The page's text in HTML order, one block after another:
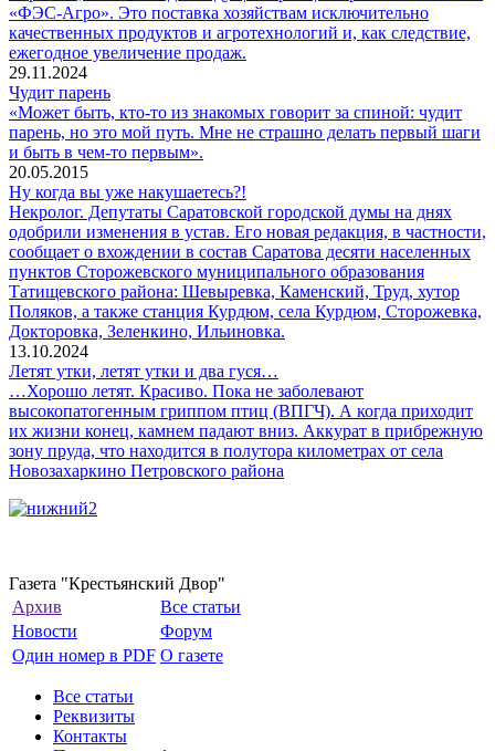
«ФЭС-Агро». Это поставка хозяйствам исключительно
качественных продуктов и агротехнологий и, как следствие,
ежегодное увеличение продаж.
29.11.2024
Чудит парень
«Может быть, кто-то из знакомых говорит за спиной: чудит
парень, но это мой путь. Мне не страшно делать первый шаги
и быть в чем-то первым».
20.05.2015
Ну когда вы уже накушаетесь?!
Некролог. Депутаты Саратовской городской думы на днях
одобрили изменения в устав. Его новая редакция, в частности,
сообщает о вхождении в состав Саратова десяти населенных
пунктов Сторожевского муниципального образования
Татищевского района: Шевыревка, Каменский, Труд, хутор
Поляков, а также станция Курдюм, села Курдюм, Сторожевка,
Докторовка, Зеленкино, Ильиновка.
13.10.2024
Летят утки, летят утки и два гуся…
…Хорошо летят. Красиво. Пока не заболевают
высокопатогенным гриппом птиц (ВПГЧ). А когда приходит
их жизни конец, камнем падают вниз. Аккурат в прибрежную
зону пруда, что находится в полутора километрах от села
Новозахаркино Петровского района
Газета "Крестьянский Двор"
Архив
Все статьи
Новости
Форум
Один номер в PDF О газете
Все статьи
Реквизиты
Контакты